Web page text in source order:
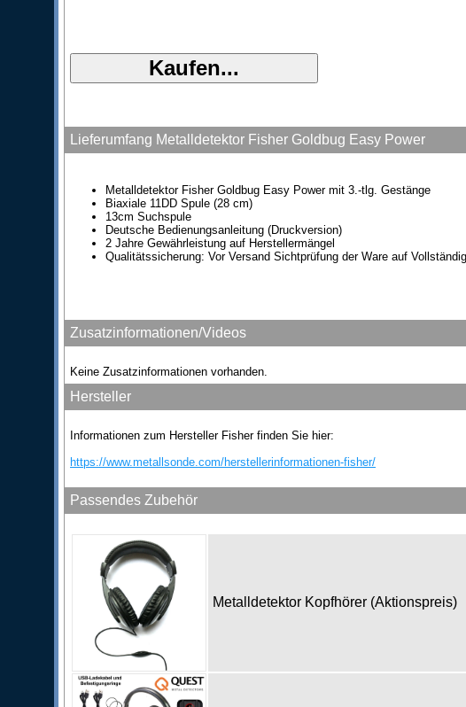
Lieferumfang Metalldetektor Fisher Goldbug Easy Power
Metalldetektor Fisher Goldbug Easy Power mit 3.-tlg. Gestänge
Biaxiale 11DD Spule (28 cm)
13cm Suchspule
Deutsche Bedienungsanleitung (Druckversion)
2 Jahre Gewährleistung auf Herstellermängel
Qualitätssicherung: Vor Versand Sichtprüfung der Ware auf
Zusatzinformationen/Videos
Keine Zusatzinformationen vorhanden.
Hersteller
Informationen zum Hersteller Fisher finden Sie hier:
https://www.metallsonde.com/herstellerinformationen-fisher/
Passendes Zubehör
Metalldetektor Kopfhörer (Aktionspreis)